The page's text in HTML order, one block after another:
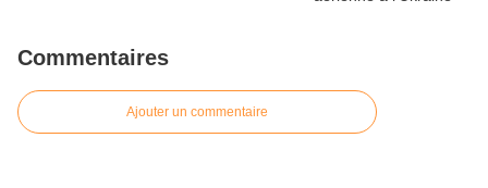
Commentaires
Ajouter un commentaire